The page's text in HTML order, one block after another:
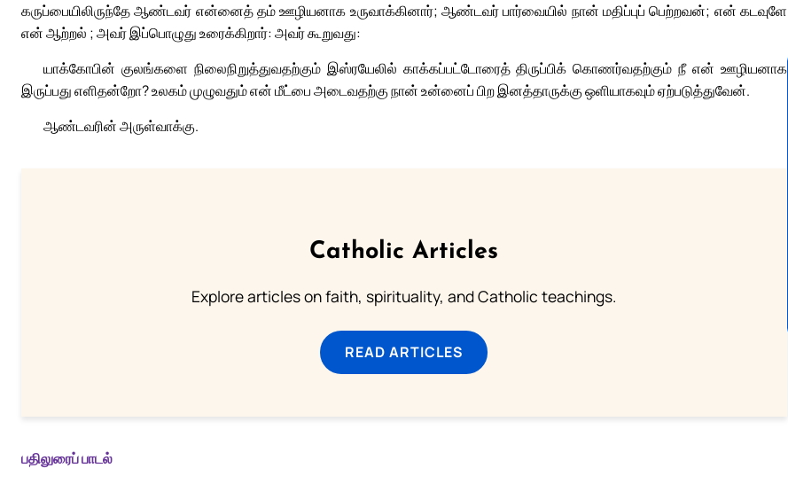
கருப்பையிலிருந்தே ஆண்டவர் என்னைத் தம் ஊழியனாக உருவாக்கினார்; ஆண்டவர் பார்வையில் நான் மதிப்புப் பெற்றவன்; என் கடவுளே
என் ஆற்றல் ; அவர் இப்பொழுது உரைக்கிறார்: அவர் கூறுவது:
யாக்கோபின் குலங்களை நிலைநிறுத்துவதற்கும் இஸ்ரயேலில் காக்கப்பட்டோரைத் திருப்பிக் கொணர்வதற்கும் நீ என் ஊழியனாக
இருப்பது எளிதன்றோ? உலகம் முழுவதும் என் மீட்பை அடைவதற்கு நான் உன்னைப் பிற இனத்தாருக்கு ஒளியாகவும் ஏற்படுத்துவேன்.
ஆண்டவரின் அருள்வாக்கு.
Catholic Articles
Explore articles on faith, spirituality, and Catholic teachings.
READ ARTICLES
பதிலுரைப் பாடல்